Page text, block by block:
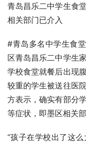
青岛昌乐二中学生食
相关部门已介入
#青岛多名中学生食
区青岛昌乐二中学生
学校食堂就餐后出现
较重的学生被送往医
方表示，确实有部分
等症状，即墨区相关
“孩子在学校出了这